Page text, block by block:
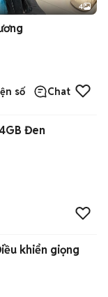
4
số Chat
Đen
khiển giọng